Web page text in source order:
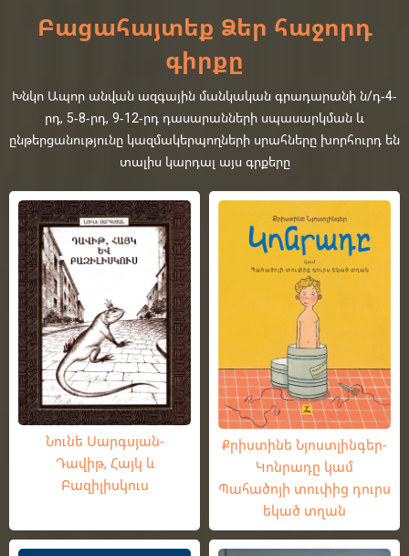
Բացահայտեք Ձեր հաջորդ
գիրքը
Խնկո Ապոր անվան ազգային մանկական գրադարանի ն/դ-4-
րդ, 5-8-րդ, 9-12-րդ դասարանների սպասարկման և
ընթերցանությունը կազմակերպողների սրահները խորհուրդ են
տալիս կարդալ այս գրքերը
Նունե Սարգսյան-
Դավիթ, Հայկ և
Բազիլիսկուս
Քրիստինե Նյոստլինգեր-
Կոնրադը կամ
Պահածոյի տուփից դուրս
եկած տղան